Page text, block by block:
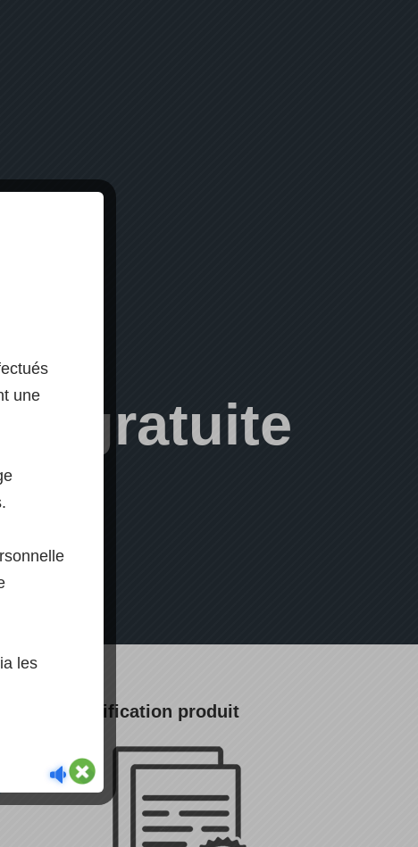
gratuite
Certification produit
une
les